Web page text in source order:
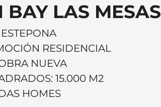
BAY LAS MESAS
RESIDENCIAL
NUEVA
15.000 M2
HOMES